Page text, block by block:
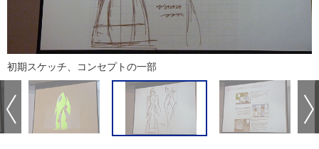
初期スケッチ、コンセプトの一部